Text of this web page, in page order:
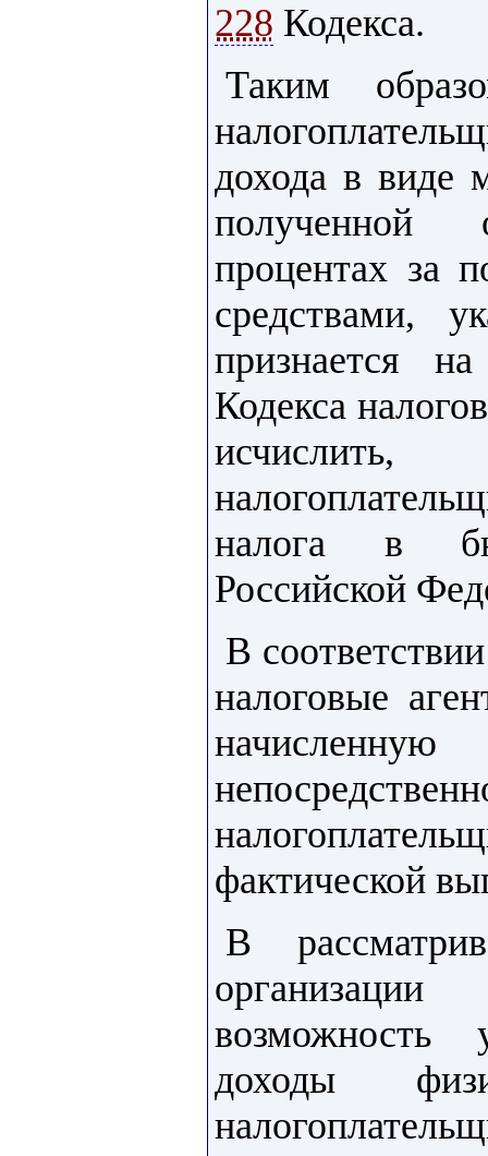
228 Кодекса.
Таким
дохода в виде
процентах за
средствами,
признается
Кодекса
налога в
Российской
В
налоговые
фактической
В
возможность
доходы